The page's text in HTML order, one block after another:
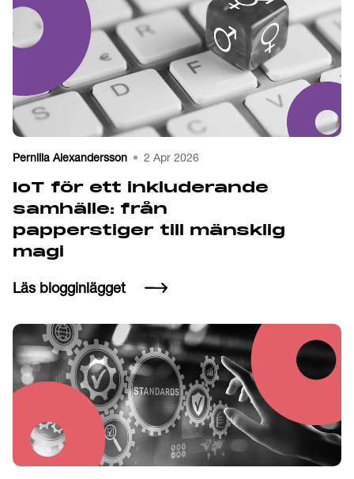
Pernilla Alexandersson 2 Apr 2026
IoT för ett inkluderande
samhälle:­ från
papperstiger till mänsklig
magi
Läs blogginlägget